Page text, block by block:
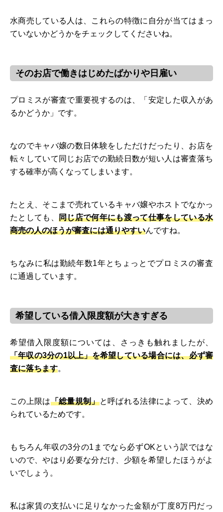
水商売している人は、これらの特徴に自分が当てはまっ
ていないかどうかをチェックしてくださいね。
そのお店で働きはじめたばかりや日雇い
プロミスが審査で重要視するのは、「安定した収入があ
るかどうか」です。
なのでキャバ嬢の数日体験をしただけだったり、お店を
転々していて同じお店での勤続日数が短い人は審査落ち
する確率が高くなってしまいます。
たとえ、そこまで売れているキャバ嬢やホストでなかっ
たとしても、 同じ店で何年にも渡って仕事をしている水
商売の人のほうが審査には通りやすいんですね。
ちなみに私は勤続年数1年とちょっとでプロミスの審査
に通過しています。
希望している借入限度額が大きすぎる
希望借入限度額については、さっきも触れましたが、
「年収の3分の1以上」を希望している場合には、必ず審
査に落ちます。
この上限は「総量規制」と呼ばれる法律によって、決め
られているためです。
もちろん年収の3分の1までなら必ずOKという訳ではな
いので、やはり必要な分だけ、少額を希望したほうがよ
いでしょう。
私は家賃の支払いに足りなかった金額が丁度8万円だっ